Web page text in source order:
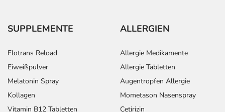
- Gestörtes Anschwellen des männlichen Gliedes
Bemerken Sie eine Befindlichkeitsstörung oder
Veränderung während der Behandlung, wenden Sie sich
an Ihren Arzt oder Apotheker.
SUPPLEMENTE
Elotrans Reload
Eiweißpulver
Melatonin Spray
Kollagen
Vitamin B12 Tabletten
ALLERGIEN
Allergie Medikamente
Allergie Tabletten
Augentropfen Allergie
Mometason Nasenspray
Cetirizin